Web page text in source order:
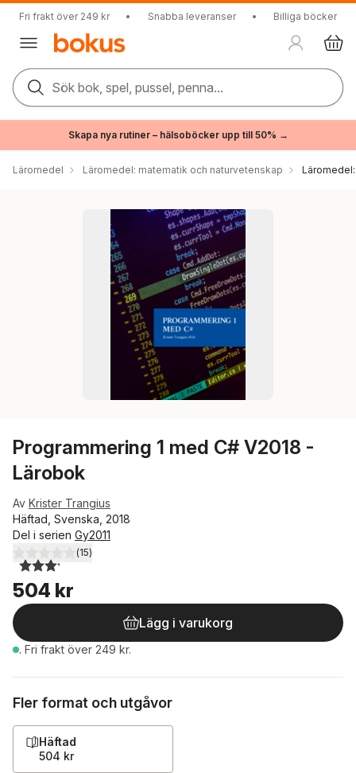
Fri frakt över 249 kr • Snabba leveranser • Billiga böcker
Sök bok, spel, pussel, penna...
Skapa nya rutiner – hälsoböcker upp till 50% →
Läromedel Läromedel: matematik och naturvetenskap
Programmering 1 med C# V2018 -
Lärobok
Av Krister Trangius
Häftad, Svenska, 2018
Del i serien Gy2011
3,2utav 5 stjärnor. Totalt antal röster:
(15)
504 kr
Lägg i varukorg
. Fri frakt över 249 kr.
Fler format och utgåvor
Häftad
504 kr